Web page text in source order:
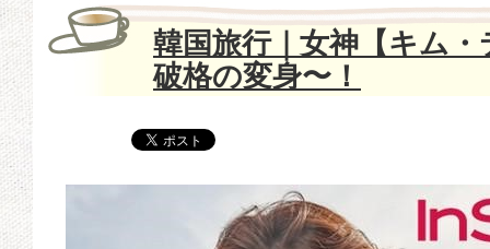
ム・テヒ】モルディブで破格の変身〜！
韓国旅行｜女神【キム
破格の変身〜！